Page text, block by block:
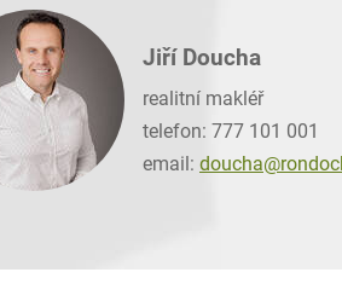
Jiří Doucha
realitní makléř
telefon: 777 101 001
email: doucha@